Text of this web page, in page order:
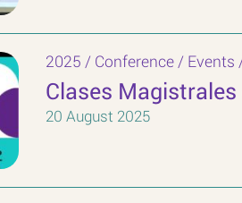
2025 / Conference/ Events
Clases
20 August 2025